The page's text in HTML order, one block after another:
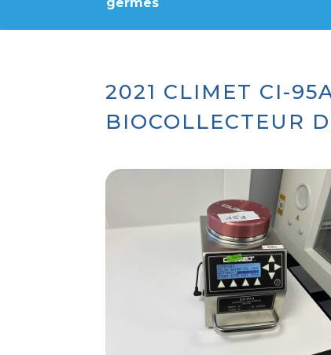
2021 CLIMET CI-
BIOCOLLECTEUR